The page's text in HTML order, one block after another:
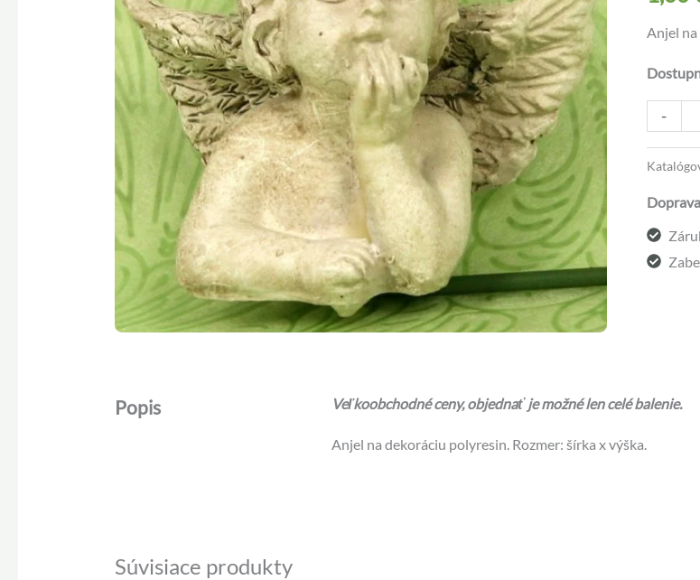
Anjel na
-
Popis Veľkoobchodné ceny, objednať je možné len celé balenie.
Anjel na dekoráciu polyresin. Rozmer: šírka x výška.
Súvisiace produkty